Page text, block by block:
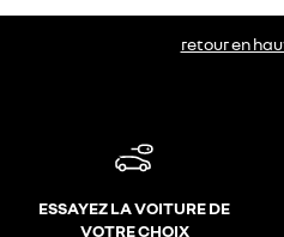
retour en
ESSAYEZ LA VOITURE DE
VOTRE CHOIX